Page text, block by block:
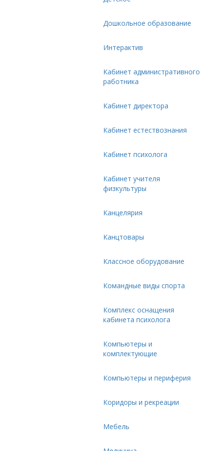
Дошкольное образование
Интерактив
Кабинет административного
работника
Кабинет директора
Кабинет естествознания
Кабинет психолога
Кабинет учителя
физкультуры
Канцелярия
Канцтовары
Классное оборудование
Командные виды спорта
Комплекс оснащения
кабинета психолога
Компьютеры и
комплектующие
Компьютеры и периферия
Коридоры и рекреации
Мебель